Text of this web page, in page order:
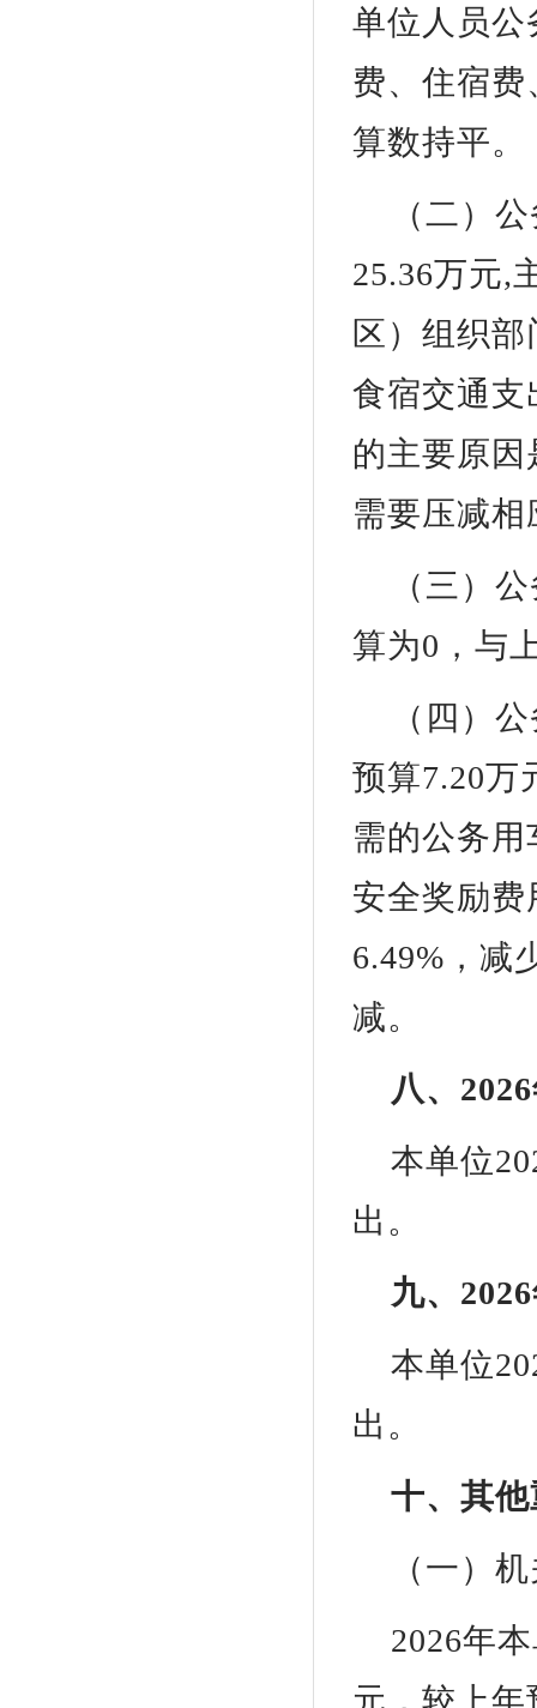
单位人员公
费、住宿费
算数持平。
（二）
25.36万元,
区）组织
食宿交通支
的主要原
需要压减相
（三）
算为0，与
（四）
预算7.20万
需的公务
安全奖励费
6.49%，减
减。
八、
本单位
出。
九、
本单位
出。
十、其
（一）
2026年
元，较上年